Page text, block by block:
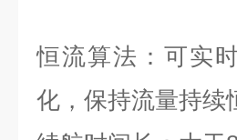
恒流算法：可实
化，保持流量持续